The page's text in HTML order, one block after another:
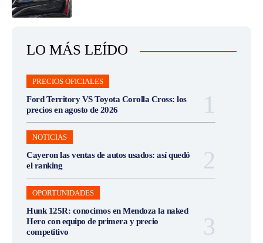
LO MÁS LEÍDO
PRECIOS OFICIALES
Ford Territory VS Toyota Corolla Cross: los
precios en agosto de 2026
NOTICIAS
Cayeron las ventas de autos usados: así quedó
el ranking
OPORTUNIDADES
Hunk 125R: conocimos en Mendoza la naked
Hero con equipo de primera y precio
competitivo